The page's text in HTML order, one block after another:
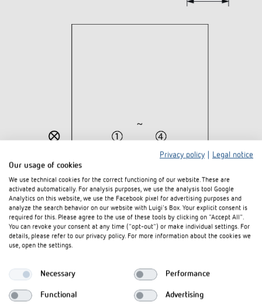
Downloads
BZ-142-1_1420721 (22,5 kB)
Ausschreibungstext BZ 142-1 230V_1420621 (2,3 kB)
Privacy policy
Legal notice
Our usage of cookies
We use technical cookies for the correct functioning of our website. These are
activated automatically. For analysis purposes, we use the analysis tool Google
Analytics on this website, we use the Facebook pixel for advertising purposes and
analyze the search behavior on our website with Luigi's Box. Your explicit consent is
required for this. Please agree to the use of these tools by clicking on "Accept All".
You can revoke your consent at any time ("opt-out") or make individual settings. For
details, please refer to our privacy policy. For more information about the cookies we
use, open the settings.
Necessary Performance
Functional Advertising